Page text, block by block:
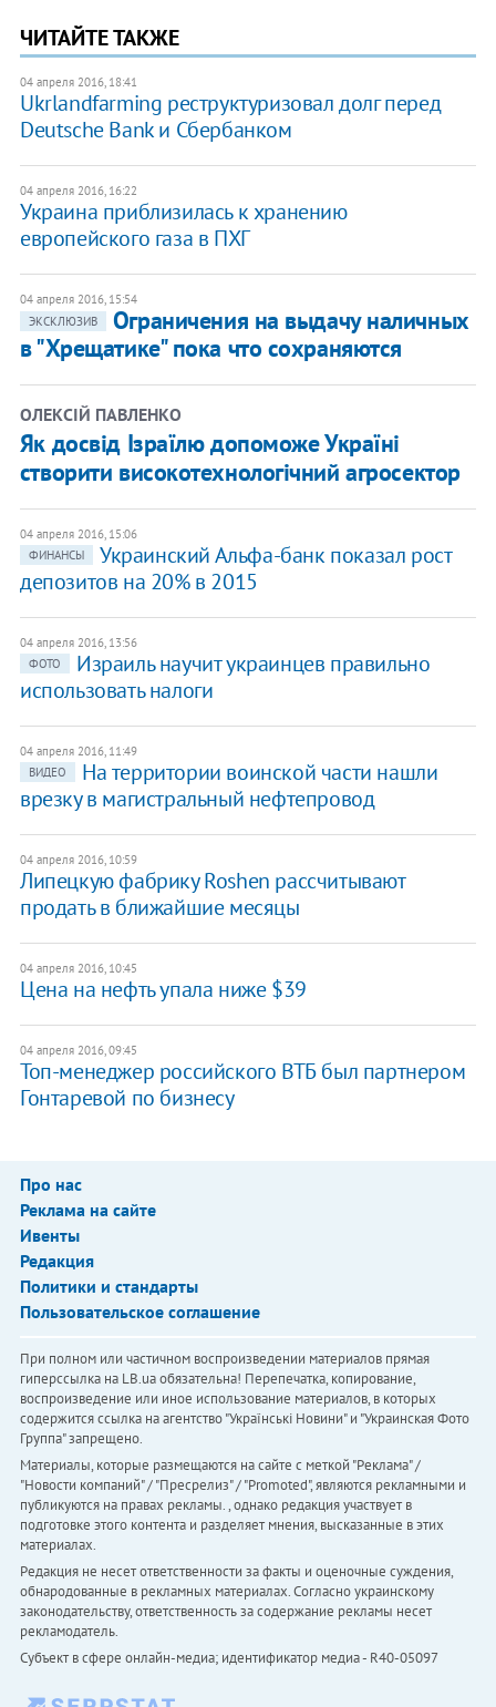
ЧИТАЙТЕ ТАКЖЕ
04 апреля 2016, 18:41
Ukrlandfarming реструктуризовал долг перед
Deutsche Bank и Сбербанком
04 апреля 2016, 16:22
Украина приблизилась к хранению
европейского газа в ПХГ
04 апреля 2016, 15:54
ЭКСКЛЮЗИВ
Ограничения на выдачу наличных
в "Хрещатике" пока что сохраняются
ОЛЕКСІЙ ПАВЛЕНКО
Як досвід Ізраїлю допоможе Україні
створити високотехнологічний агросектор
04 апреля 2016, 15:06
ФИНАНСЫ
Украинский Альфа-банк показал рост
депозитов на 20% в 2015
04 апреля 2016, 13:56
ФОТО
Израиль научит украинцев правильно
использовать налоги
04 апреля 2016, 11:49
ВИДЕО
На территории воинской части нашли
врезку в магистральный нефтепровод
04 апреля 2016, 10:59
Липецкую фабрику Roshen рассчитывают
продать в ближайшие месяцы
04 апреля 2016, 10:45
Цена на нефть упала ниже $39
04 апреля 2016, 09:45
Топ-менеджер российского ВТБ был партнером
Гонтаревой по бизнесу
Про нас
Реклама на сайте
Ивенты
Редакция
Политики и стандарты
Пользовательское соглашение
При полном или частичном воспроизведении материалов прямая
гиперссылка на LB.ua обязательна! Перепечатка, копирование,
воспроизведение или иное использование материалов, в которых
содержится ссылка на агентство "Українськi Новини" и "Украинская Фото
Группа" запрещено.
Материалы, которые размещаются на сайте с меткой "Реклама" /
"Новости компаний" / "Пресрелиз" / "Promoted", являются рекламными и
публикуются на правах рекламы. , однако редакция участвует в
подготовке этого контента и разделяет мнения, высказанные в этих
материалах.
Редакция не несет ответственности за факты и оценочные суждения,
обнародованные в рекламных материалах. Согласно украинскому
законодательству, ответственность за содержание рекламы несет
рекламодатель.
Субъект в сфере онлайн-медиа; идентификатор медиа - R40-05097